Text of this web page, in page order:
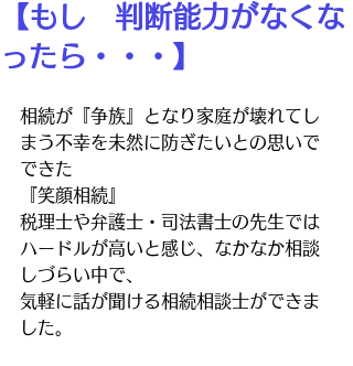
【もし 判断能力がなくな
ったら・・・】
相続が『争族』となり家庭が壊れてし
まう不幸を未然に防ぎたいとの思いで
できた
『笑顔相続』
税理士や弁護士・司法書士の先生では
ハードルが高いと感じ、なかなか相談
しづらい中で、
気軽に話が聞ける相続相談士ができま
した。